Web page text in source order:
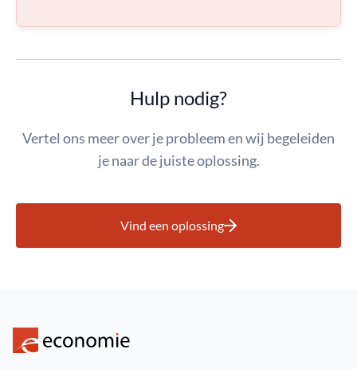
Hulp nodig?
Vertel ons meer over je probleem en wij begeleiden
je naar de juiste oplossing.
Vind een oplossing